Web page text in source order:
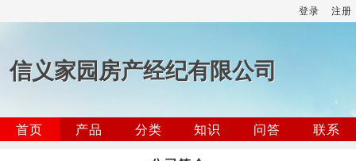
登录 注册
信义家园房产经纪有限公司
首页 产品 分类 知识 问答
联系